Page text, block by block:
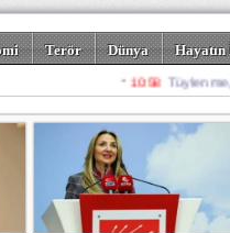
Terör Dünya
Spor Misafir